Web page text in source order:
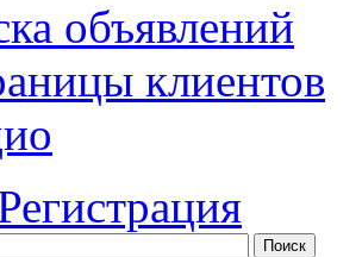
объявлений
клиентов
Поиск